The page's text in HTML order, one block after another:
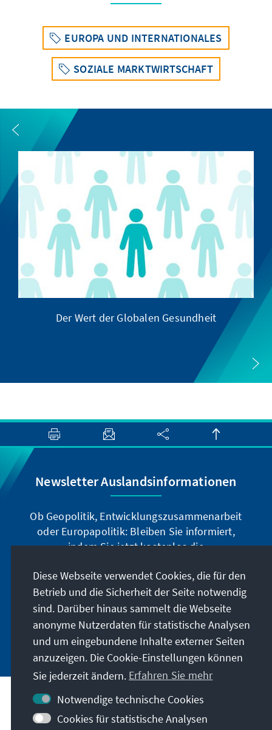
EUROPA UND INTERNATIONALES
SOZIALE MARKTWIRTSCHAFT
Der Wert der Globalen Gesundheit
Newsletter Auslandsinformationen
Ob Geopolitik, Entwicklungszusammenarbeit
oder Europapolitik: Bleiben Sie informiert,
indem Sie jetzt kostenlos die
die Ai digital über den deutschsprachigen
Newsletter, oder als Printprodukt in deutscher
und englischer Sprache beziehen.
Jetzt abonnieren
Besuchen Sie auch
Diese Webseite verwendet Cookies, die für den
Betrieb und die Sicherheit der Seite notwendig
sind. Darüber hinaus sammelt die Webseite
anonyme Nutzerdaten für statistische Analysen
und um eingebundene Inhalte externer Seiten
anzuzeigen. Die Cookie-Einstellungen können
Sie jederzeit ändern. Erfahren Sie mehr
Notwendige technische Cookies
Cookies für statistische Analysen